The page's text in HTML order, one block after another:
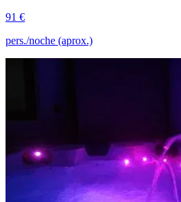
91 €
pers./noche (aprox.)